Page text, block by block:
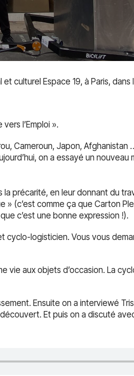
culturel Espace 19, à Paris, dans
l’Emploi ».
Cameroun, Japon, Afghanistan
on a essayé un nouveau
précarité, en leur donnant du
» (c’est comme ça que Carton
c’est une bonne expression !).
cyclo-logisticien. Vous vous
vie aux objets d’occasion. La
Ensuite on a interviewé
Et puis on a discuté